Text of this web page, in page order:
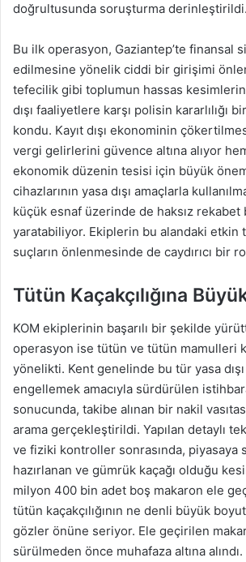
doğrultusunda soruşturma derinleştirildi.
Bu ilk operasyon, Gaziantep’te finansal
edilmesine yönelik ciddi bir girişimi
tefecilik gibi toplumun hassas
dışı faaliyetlere karşı polisin kararlılığı
kondu. Kayıt dışı ekonominin
vergi gelirlerini güvence altına alıyor
ekonomik düzenin tesisi için büyük
cihazlarının yasa dışı amaçlarla
küçük esnaf üzerinde de haksız rekabet
yaratabiliyor. Ekiplerin bu alandaki etkin
suçların önlenmesinde de caydırıcı bir
Tütün Kaçakçılığına
KOM ekiplerinin başarılı bir şekilde
operasyon ise tütün ve tütün mamulleri
yönelikti. Kent genelinde bu tür yasa
engellemek amacıyla sürdürülen
sonucunda, takibe alınan bir nakil
arama gerçekleştirildi. Yapılan detaylı
ve fiziki kontroller sonrasında, piyasaya
hazırlanan ve gümrük kaçağı olduğu
milyon 400 bin adet boş makaron ele
tütün kaçakçılığının ne denli büyük
gözler önüne seriyor. Ele geçirilen
sürülmeden önce muhafaza altına